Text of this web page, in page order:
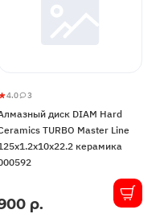
Алмазный
DIAM
4.0
4
3 3
диск DIAM Hard
TURBO Master Line
керамика
р.